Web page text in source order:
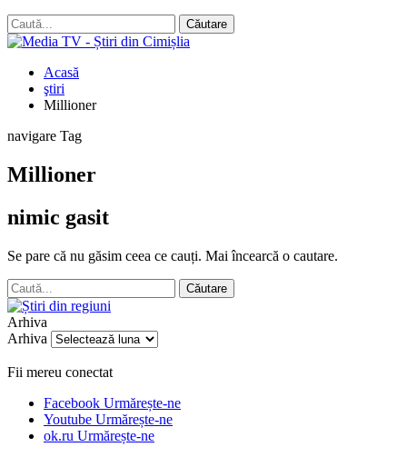
Acasă
ştiri
Millioner
navigare Tag
Millioner
nimic gasit
Se pare că nu găsim ceea ce cauți. Mai încearcă o cautare.
Arhiva
Arhiva
Fii mereu conectat
Facebook Urmărește-ne
Youtube Urmărește-ne
ok.ru Urmărește-ne